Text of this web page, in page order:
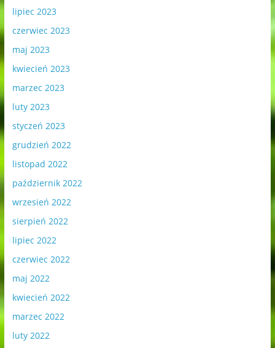
lipiec 2023
czerwiec 2023
maj 2023
kwiecień 2023
marzec 2023
luty 2023
styczeń 2023
grudzień 2022
listopad 2022
październik 2022
wrzesień 2022
sierpień 2022
lipiec 2022
czerwiec 2022
maj 2022
kwiecień 2022
marzec 2022
luty 2022